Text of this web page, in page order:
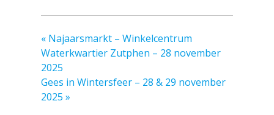
« Najaarsmarkt – Winkelcentrum
Waterkwartier Zutphen – 28 november
2025
Gees in Wintersfeer – 28 & 29 november
2025 »